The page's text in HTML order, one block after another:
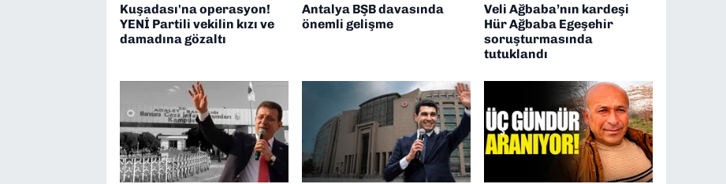
Kuşadası'na operasyon!
YENİ Partili vekilin kızı ve
damadına gözaltı
Antalya BŞB davasında
önemli gelişme
Veli Ağbaba’nın kardeşi
Hür Ağbaba Egeşehir
soruşturmasında
tutuklandı